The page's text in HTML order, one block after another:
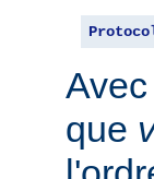
que